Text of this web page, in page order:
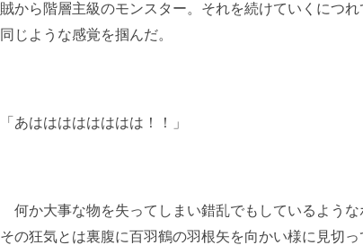
賊から階層主級のモンスター。それを続けていくにつ
同じような感覚を掴んだ。
「あはははははははは！！」
何か大事な物を失ってしまい錯乱でもしているよう
その狂気とは裏腹に百羽鶴の羽根矢を向かい様に見切